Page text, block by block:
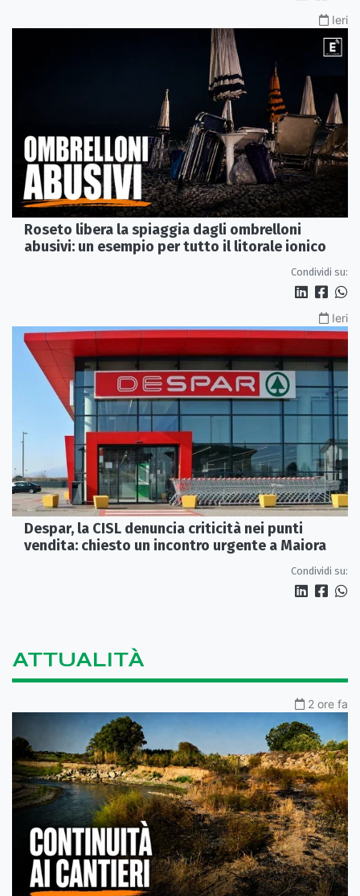
Ieri
Roseto libera la spiaggia dagli ombrelloni
abusivi: un esempio per tutto il litorale ionico
Condividi su:
Ieri
Despar, la CISL denuncia criticità nei punti
vendita: chiesto un incontro urgente a Maiora
Condividi su:
ATTUALITÀ
2 ore fa